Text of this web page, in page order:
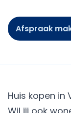
Afspraak
Huis kopen in